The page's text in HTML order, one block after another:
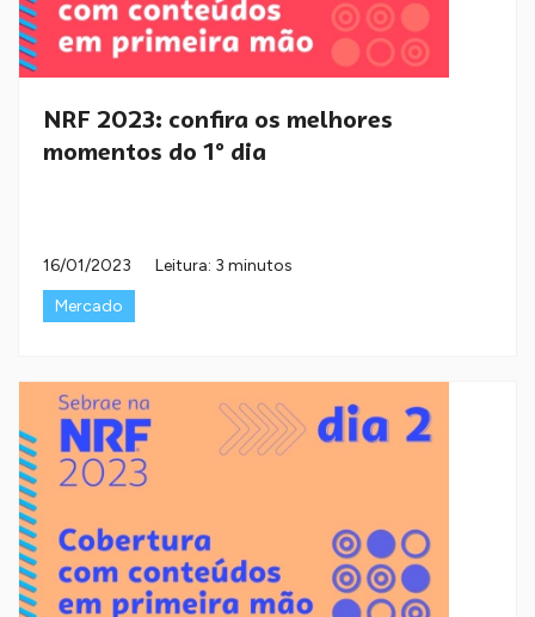
NRF 2023: confira os melhores
momentos do 1º dia
16/01/2023
Leitura: 3 minutos
Mercado